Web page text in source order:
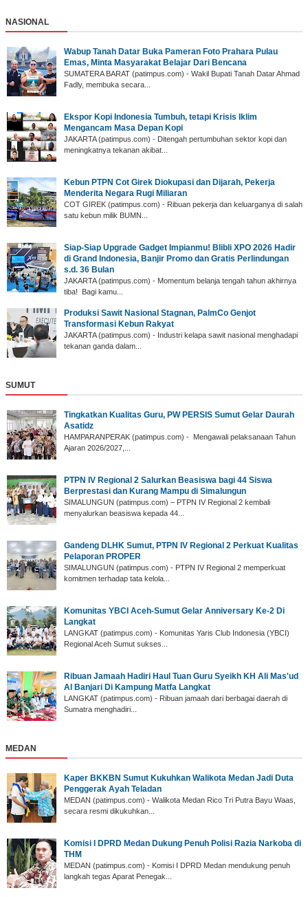
NASIONAL
Wabup Tanah Datar ‎Buka Pameran Foto Prahara Pulau
Emas, Minta Masyarakat Belajar Dari Bencana
SUMATERA BARAT (p‎atimpus.com) - Wakil Bupati Tanah Datar Ahmad
Fadly, membuka secara...
Ekspor Kopi Indonesia Tumbuh, tetapi Krisis Iklim
Mengancam Masa Depan Kopi
JAKARTA (patimpus.com) - Ditengah pertumbuhan sektor kopi dan
meningkatnya tekanan akibat...
Kebun PTPN Cot Girek Diokupasi dan Dijarah, Pekerja
Menderita Negara Rugi Miliaran
COT GIREK (patimpus.com) - Ribuan pekerja dan keluarganya di salah
satu kebun milik BUMN...
Siap-Siap Upgrade Gadget Impianmu! Blibli XPO 2026 Hadir
di Grand Indonesia, Banjir Promo dan Gratis Perlindungan
s.d. 36 Bulan
JAKARTA (patimpus.com) - Momentum belanja tengah tahun akhirnya
tiba! Bagi kamu...
Produksi Sawit Nasional Stagnan, PalmCo Genjot
Transformasi Kebun Rakyat
JAKARTA (patimpus.com) - Industri kelapa sawit nasional menghadapi
tekanan ganda dalam...
SUMUT
‎Tingkatkan Kualitas Guru, PW PERSIS Sumut Gelar Daurah
Asatidz
‎HAMPARANPERAK (patimpus.com) - Mengawali pelaksanaan Tahun
Ajaran 2026/2027,...
PTPN IV Regional 2 Salurkan Beasiswa bagi 44 Siswa
Berprestasi dan Kurang Mampu di Simalungun
SIMALUNGUN (patimpus.com) – PTPN IV Regional 2 kembali
menyalurkan beasiswa kepada 44...
Gandeng DLHK Sumut, PTPN IV Regional 2 Perkuat Kualitas
Pelaporan PROPER
SIMALUNGUN (patimpus.com) - PTPN IV Regional 2 memperkuat
komitmen terhadap tata kelola...
‎Komunitas YBCI Aceh-Sumut Gelar Anniversary Ke-2 Di
Langkat
LANGKAT (patimpus.com) - Komunitas Yaris Club Indonesia (YBCI)
Regional Aceh Sumut sukses...
‎Ribuan Jamaah Hadiri Haul Tuan Guru Syeikh KH Ali Mas'ud
Al Banjari Di Kampung Matfa Langkat
‎LANGKAT (patimpus.com) - Ribuan jamaah dari berbagai daerah di
Sumatra menghadiri...
MEDAN
Kaper BKKBN Sumut Kukuhkan Walikota Medan Jadi Duta
Penggerak Ayah Teladan
MEDAN (patimpus.com) - Walikota Medan Rico Tri Putra Bayu Waas,
secara resmi dikukuhkan...
Komisi I DPRD Medan Dukung Penuh Polisi Razia Narkoba di
THM
MEDAN (patimpus.com) - Komisi I DPRD Medan mendukung penuh
langkah tegas Aparat Penegak...